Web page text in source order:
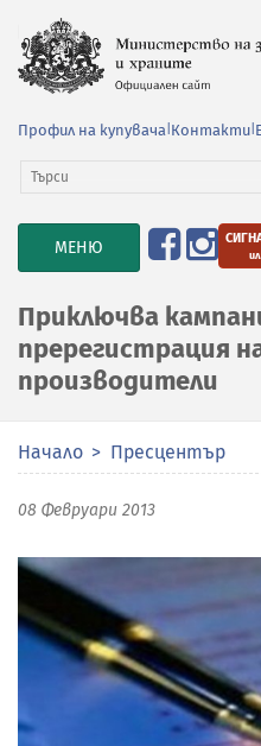
Профил на купувача Контакти
TOGGLE
NAVIGATION
МЕНЮ
Приключва
пререгистрация
производители
Начало Пресцентър
08 Февруари 2013